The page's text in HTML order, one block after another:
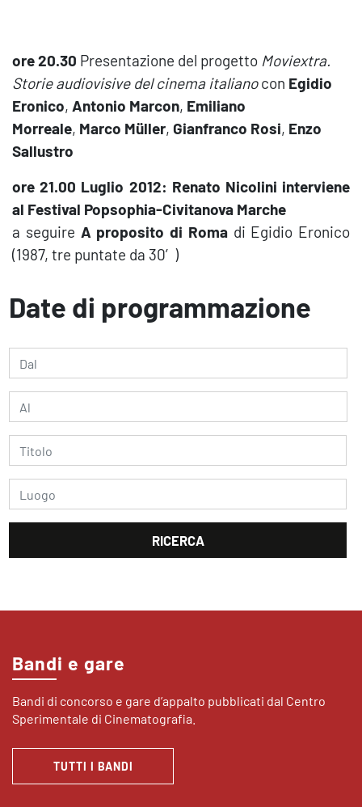
ore 20.30 Presentazione del progetto Moviextra.
Storie audiovisive del cinema italiano con Egidio
Eronico, Antonio Marcon, Emiliano
Morreale, Marco Müller, Gianfranco Rosi, Enzo
Sallustro
ore 21.00 Luglio 2012: Renato Nicolini interviene
al Festival Popsophia-Civitanova Marche
a seguire A proposito di Romadi Egidio Eronico
(1987, tre puntate da 30′)
Date di programmazione
Bandi e gare
Bandi di concorso e gare d’appalto pubblicati dal Centro
Sperimentale di Cinematografia.
TUTTI I BANDI